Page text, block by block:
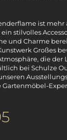
ist mehr
stilvolles
und Charme
Großes
die der
bei Schulze
Gartenmöbel-